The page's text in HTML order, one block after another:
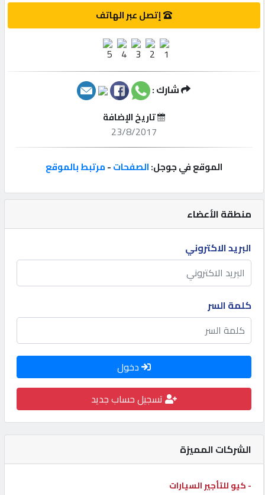
إتصل
إعلانات
المنتدى
كيو
مزاد
كيو
نمبر
كارز
كيو
ماركت
منطقة الأعضاء
البريد الاكتروني
كلمة السر
دخول
تسجيل حساب جديد
الشركات المميزة
- كيو للتأجير السيارات
إتصل عبر الهاتف
شارك :
تاريخ الإضافة
23/8/2017
الموقع في جوجل:الصفحات-مرتبط بالموقع